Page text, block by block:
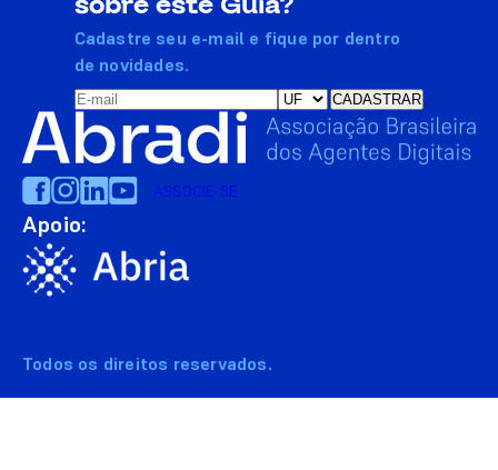
Cadastre seu e-mail e fique por dentro
de novidades.
ASSOCIE-SE
Apoio:
Todos os direitos reservados.